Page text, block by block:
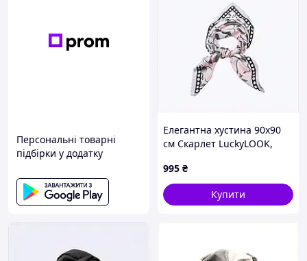
Персональні товарні
підбірки у додатку
Елегантна хустина 90х90
см Скарлет LuckyLOOK,
995 ₴
Купити